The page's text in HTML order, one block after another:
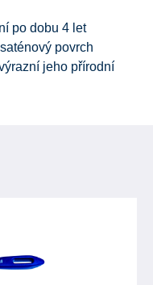
po dobu 4 let
povrch
jeho přírodní